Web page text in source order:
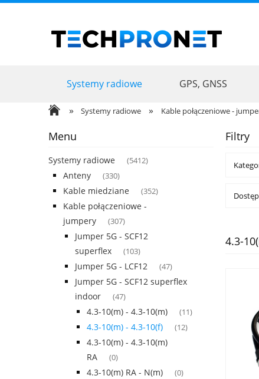
Systemy radiowe GPS, GNSS
Promocje
Usługi
» Systemy radiowe » Kable połączeniowe -
Menu
Systemy radiowe (5412)
Anteny (330)
Kable miedziane (352)
Kable połączeniowe -
jumpery
(307)
Jumper 5G - SCF12
superflex
(103)
Jumper 5G - LCF12 (47)
Jumper 5G - SCF12 superflex
indoor
(47)
4.3-10(m) - 4.3-10(m) (11)
4.3-10(m) - 4.3-10(f) (12)
4.3-10(m) - 4.3-10(m)
RA
(0)
4.3-10(m) RA - N(m) (0)
Filtry
4.3-